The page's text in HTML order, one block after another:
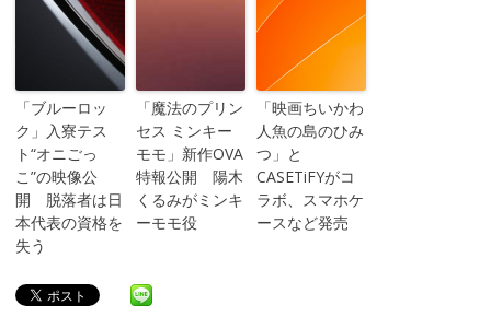
「ブルーロッ
ク」入寮テス
ト“オニごっ
こ”の映像公
開 脱落者は日
本代表の資格を
失う
「魔法のプリン
セス ミンキー
モモ」新作OVA
特報公開 陽木
くるみがミンキ
ーモモ役
「映画ちいかわ
人魚の島のひみ
つ」と
CASETiFYがコ
ラボ、スマホケ
ースなど発売